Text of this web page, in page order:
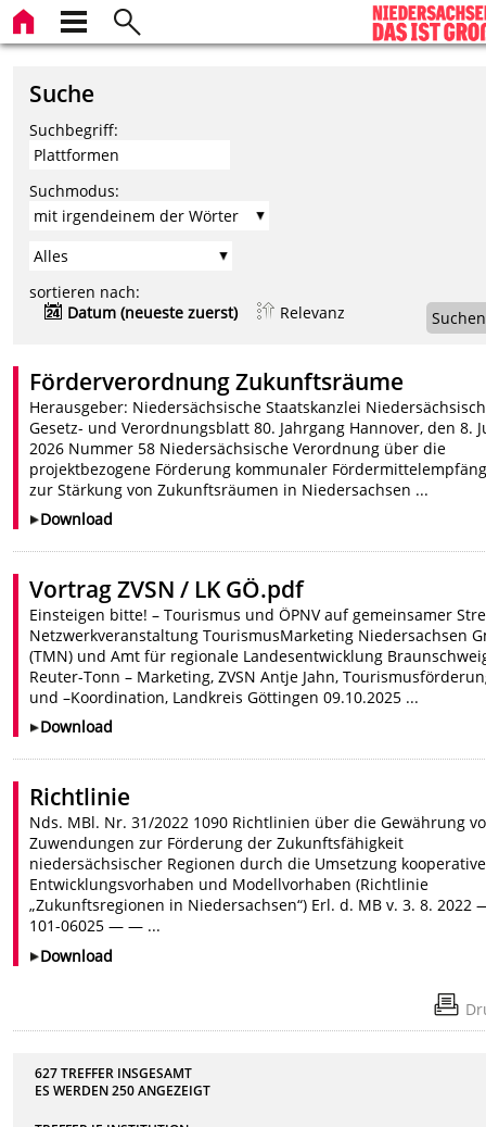
Suche
Suchbegriff:
Suchmodus:
sortieren nach:
Datum (neueste zuerst)
Relevanz Suchen
Förderverordnung Zukunftsräume
Herausgeber: Niedersächsische Staatskanzlei
Gesetz- und Verordnungsblatt 80. Jahrgang Hannover, den 8.
2026 Nummer 58 Niedersächsische Verordnung über die
projektbezogene Förderung kommunaler
zur Stärkung von Zukunftsräumen in Niedersachsen ...
Download
Vortrag ZVSN / LK GÖ.pdf
Einsteigen bitte! – Tourismus und ÖPNV auf gemeinsamer
Netzwerkveranstaltung TourismusMarketing Niedersachsen
(TMN) und Amt für regionale Landesentwicklung
Reuter-Tonn – Marketing, ZVSN Antje Jahn,
und –Koordination, Landkreis Göttingen 09.10.2025 ...
Download
Richtlinie
Nds. MBl. Nr. 31/2022 1090 Richtlinien über die Gewährung
Zuwendungen zur Förderung der Zukunftsfähigkeit
niedersächsischer Regionen durch die Umsetzung
Entwicklungsvorhaben und Modellvorhaben (Richtlinie
„Zukunftsregionen in Niedersachsen“) Erl. d. MB v. 3. 8. 2022
101-06025 — — ...
Download
627 TREFFER INSGESAMT
ES WERDEN250ANGEZEIGT